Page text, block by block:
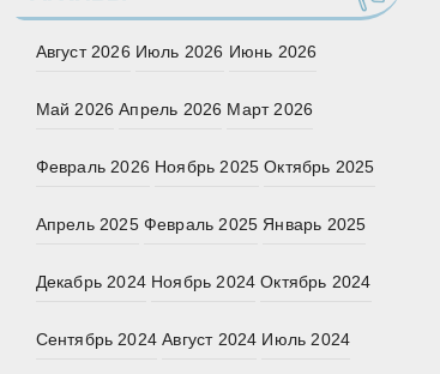
Август 2026 Июль 2026 Июнь 2026
Май 2026 Апрель 2026 Март 2026
Февраль 2026 Ноябрь 2025 Октябрь 2025
Апрель 2025 Февраль 2025 Январь 2025
Декабрь 2024 Ноябрь 2024 Октябрь 2024
Сентябрь 2024 Август 2024 Июль 2024